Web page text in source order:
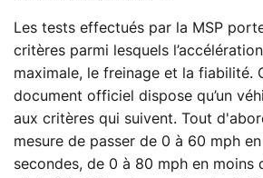
Les tests effectués par la MSP
critères parmi lesquels
maximale, le freinage et la fiabilité.
document officiel dispose qu’un
aux critères qui suivent. Tout
mesure de passer de 0 à 60 mph
secondes, de 0 à 80 mph en moins